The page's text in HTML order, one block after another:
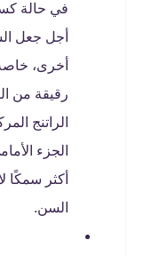
في حالة
أجل جعل
أخرى،
رقيقة من
الراتنج
الجزء
أكثر سمكًا
السن.